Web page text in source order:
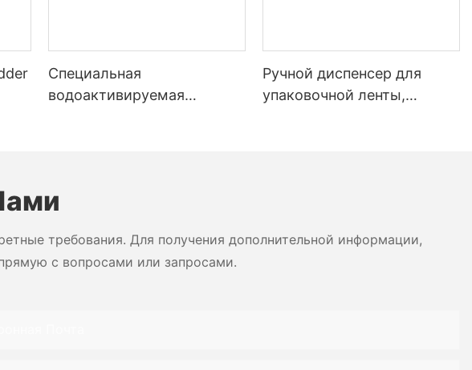
Специальная
водоактивируемая
Ручной диспенсер для
упаковочной ленты,
требования. Для получения дополнительной информации,
с вопросами или запросами.